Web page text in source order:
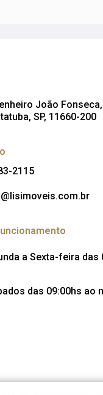
João
SP, 11660-200
2115
a Sexta-feira das
das 09:00hs ao